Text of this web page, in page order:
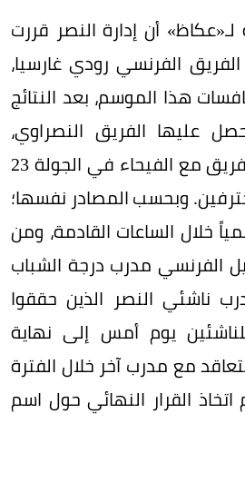
أن إدارة النصر قررت
الفرنسي رودي غارسيا،
هذا الموسم، بعد النتائج
عليها الفريق النصراوي،
خصوصاً بعد تعادل الفريق مع الفيحاء في الجولة 23
وبحسب المصادر نفسها؛
خلال الساعات القادمة، ومن
الفرنسي مدرب درجة الشباب
ناشئي النصر الذين حققوا
يوم أمس إلى نهاية
مع مدرب آخر خلال الفترة
القرار النهائي حول اسم